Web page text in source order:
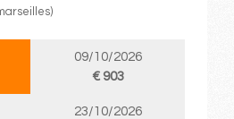
09/10/2026
€ 903
23/10/2026